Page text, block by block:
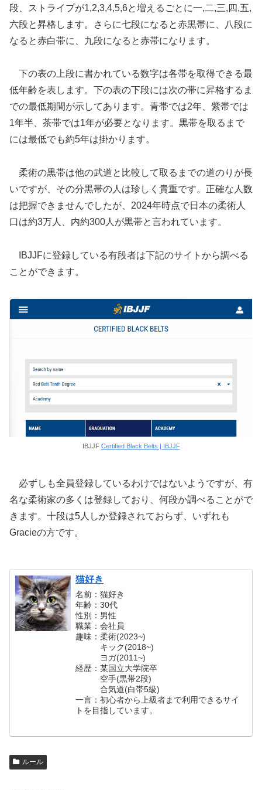
段、ストライプが1,2,3,4,5,6と増えるごとに一,二,三,四,五,
六段と昇格します。さらに七段になると赤黒帯に、八段に
なると赤白帯に、九段になると赤帯になります。
下の表の上段に書かれている数字は各帯を取得できる最
低年齢を表します。下の表の下段には次の帯に昇格するま
での最低期間が示してあります。青帯では2年、紫帯では
1年半、茶帯では1年が必要となります。黒帯を取るまで
には最低でも約5年は掛かります。
柔術の黒帯は他の武道と比較して取るまでの道のりが長
いですが、その分黒帯の人は珍しく貴重です。正確な人数
は把握できませんでしたが、2024年時点で日本の柔術人
口は約3万人、内約300人が黒帯と言われています。
IBJJFに登録している有段者は下記のサイトから調べる
ことができます。
IBJJF Certified Black Belts | IBJJF
必ずしも全員登録しているわけではないようですが、有
名な柔術家の多くは登録しており、何段か調べることがで
きます。十段は5人しか登録されておらず、いずれも
Gracieの方です。
猫好き
名前：猫好き
年齢：30代
性別：男性
職業：会社員
趣味：柔術(2023~)
キック(2018~)
ヨガ(2011~)
経歴：某国立大学院卒
空手(黒帯2段)
合気道(白帯5級)
一言：初心者から上級者まで利用できるサイ
トを目指しています。
ルール